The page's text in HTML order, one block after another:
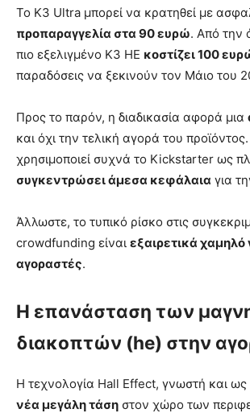
Το K3 Ultra μπορεί να κρατηθεί με
προπαραγγελία στα 90 ευρώ. Από την
πιο εξελιγμένο K3 HE κοστίζει 100
παραδόσεις να ξεκινούν τον Μάιο του
Προς το παρόν, η διαδικασία αφορά μια
και όχι την τελική αγορά του
χρησιμοποιεί συχνά το Kickstarter ως
συγκεντρώσει άμεσα κεφάλαια για
Άλλωστε, το τυπικό ρίσκο στις
crowdfunding είναι εξαιρετικά χαμηλό
αγοραστές.
Η επανάσταση των
διακοπτών (he) στην
Η τεχνολογία Hall Effect, γνωστή και ως
νέα μεγάλη τάση στον χώρο των